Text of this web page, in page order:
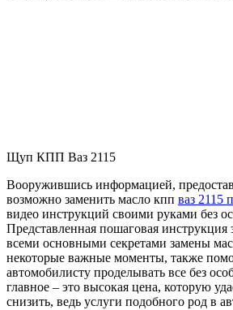
Щуп КПП Ваз 2115
Вооружившись информацией,
возможно заменить масло кпп ваз 2115
видео инструкций своими руками без
Представленная пошаговая инструкция
всеми основными секретами замены
некоторые важные моменты, также
автомобилисту проделывать все без
главное – это высокая цена, которую
снизить, ведь услуги подобного род в